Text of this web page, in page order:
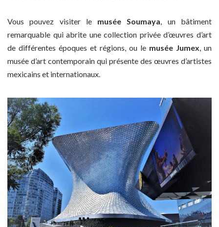
Vous pouvez visiter le musée Soumaya, un bâtiment
remarquable qui abrite une collection privée d’œuvres d’art
de différentes époques et régions, ou le musée Jumex, un
musée d’art contemporain qui présente des œuvres d’artistes
mexicains et internationaux.